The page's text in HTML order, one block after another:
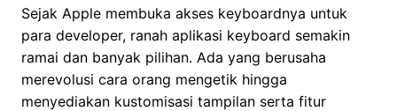
Sejak Apple membuka akses keyboardnya untuk
para developer, ranah aplikasi keyboard semakin
ramai dan banyak pilihan. Ada yang berusaha
merevolusi cara orang mengetik hingga
menyediakan kustomisasi tampilan serta fitur